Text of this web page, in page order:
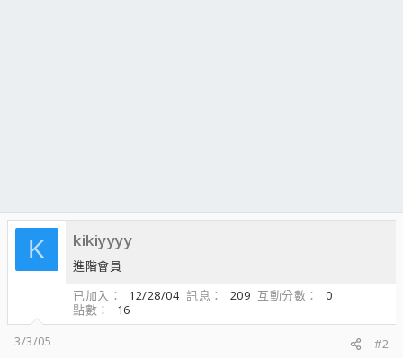
K kikiyyyy
進階會員
已加入
12/28/04 訊息 209 互動分數
0
點數
16
3/3/05
#2